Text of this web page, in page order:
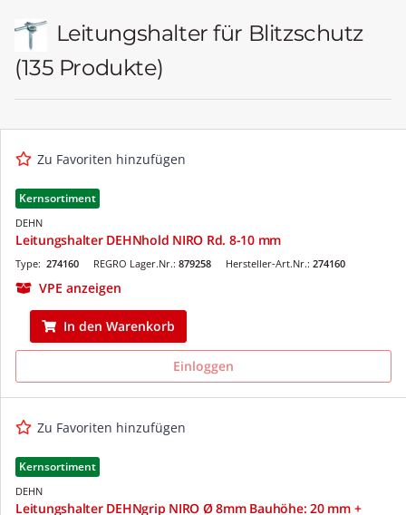
Leitungshalter für Blitzschutz
(135 Produkte)
Zu Favoriten hinzufügen
Kernsortiment
DEHN
Leitungshalter DEHNhold NIRO Rd. 8-10 mm
REGRO Lager.Nr.: 879258
Type: 274160 Hersteller-Art.Nr.: 274160
VPE anzeigen
In den Warenkorb
Einloggen
Zu Favoriten hinzufügen
Kernsortiment
DEHN
Leitungshalter DEHNgrip NIRO Ø 8mm Bauhöhe: 20 mm +